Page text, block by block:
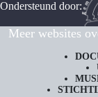
Ondersteund door:
Meer websites